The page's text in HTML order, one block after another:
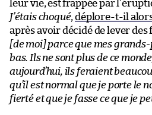
leur vie, est frappée par
J’étais choqué,déplore-t-il
après avoir décidé de lever des
[de moi] parce que mes
bas. Ils ne sont plus de ce
aujourd’hui, ils feraient
qu’il est normal que je porte le
fierté et que je fasse ce que je